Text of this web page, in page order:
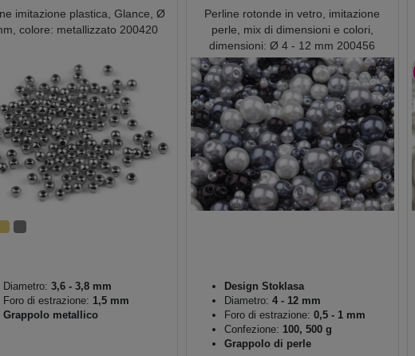
imitazione plastica, Glance, Ø
colore: metallizzato 200420
Diametro: 3,6 - 3,8 mm
Foro di estrazione: 1,5 mm
Grappolo metallico
Perline rotonde in vetro, imitazione
perle, mix di dimensioni e colori,
dimensioni: Ø 4 - 12 mm 200456
Design Stoklasa
Diametro: 4 - 12 mm
Foro di estrazione: 0,5 - 1 mm
Confezione: 100, 500 g
Grappolo di perle